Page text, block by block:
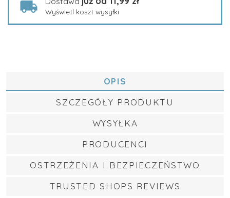
Wyświetl koszt wysyłki
OPIS
SZCZEGÓŁY PRODUKTU
WYSYŁKA
PRODUCENCI
OSTRZEŻENIA I BEZPIECZEŃSTWO
TRUSTED SHOPS REVIEWS